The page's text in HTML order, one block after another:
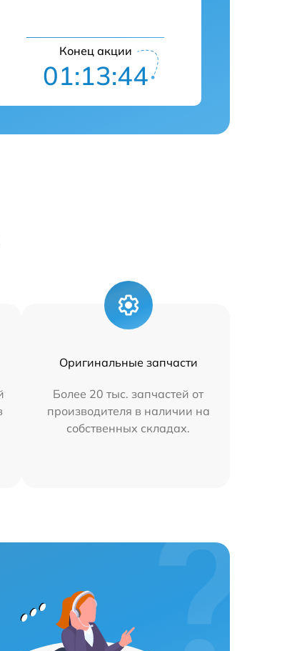
Конец акции
01:13:43
Оригинальные запчасти
Более 20 тыс. запчастей от
производителя в наличии на
собственных складах.